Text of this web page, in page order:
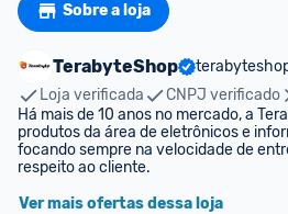
Sobre a loja
TerabyteShop
Loja verificada
CNPJ verificado
Há mais de 10 anos no mercado, a
produtos da área de eletrônicos e
focando sempre na velocidade de
respeito ao cliente.
Ver mais ofertas dessa loja